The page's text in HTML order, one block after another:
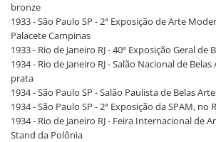
bronze
1933 - São Paulo SP - 2ª Exposição de Arte
Palacete Campinas
1933 - Rio de Janeiro RJ - 40ª Exposição Geral de
1934 - Rio de Janeiro RJ - Salão Nacional de
prata
1934 - São Paulo SP - Salão Paulista de Belas
1934 - São Paulo SP - 2ª Exposição da SPAM, no
1934 - Rio de Janeiro RJ - Feira Internacional de
Stand da Polônia